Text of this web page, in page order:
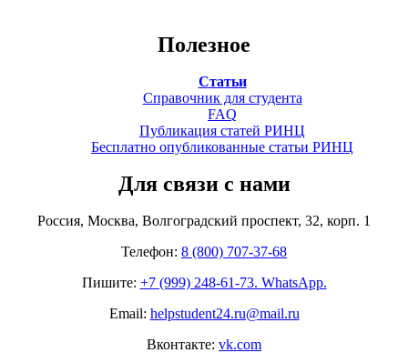
Полезное
Статьи
Справочник для студента
FAQ
Публикация статей РИНЦ
Бесплатно опубликованные статьи РИНЦ
Для связи с нами
Россия, Москва, Волгоградский проспект, 32, корп. 1
Телефон: 8 (800) 707-37-68
Пишите: +7 (999) 248-61-73. WhatsApp.
Email: helpstudent24.ru@mail.ru
Вконтакте: vk.com